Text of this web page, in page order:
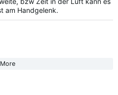
am Handgelenk.
More